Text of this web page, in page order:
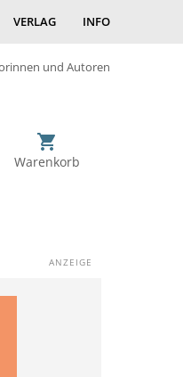
VERLAG INFO
und Autoren
Warenkorb